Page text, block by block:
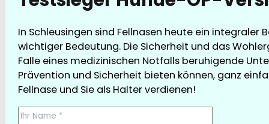
In Schleusingen sind Fellnasen heute ein
wichtiger Bedeutung. Die Sicherheit und das
Falle eines medizinischen Notfalls beruhigende
Prävention und Sicherheit bieten können, ganz
Fellnase und Sie als Halter verdienen!